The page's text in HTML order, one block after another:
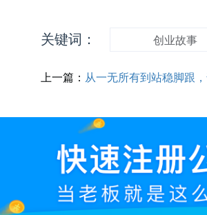
关键词： 创业故事
上一篇： 从一无所有到站稳脚跟